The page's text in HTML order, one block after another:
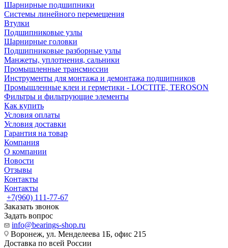
Шарнирные подшипники
Системы линейного перемещения
Втулки
Подшипниковые узлы
Шарнирные головки
Подшипниковые разборные узлы
Манжеты, уплотнения, сальники
Промышленные трансмиссии
Инструменты для монтажа и демонтажа подшипников
Промышленные клеи и герметики - LOCTITE, TEROSON
Фильтры и фильтрующие элементы
Как купить
Условия оплаты
Условия доставки
Гарантия на товар
Компания
О компании
Новости
Отзывы
Контакты
Контакты
+7(960) 111-77-67
Заказать звонок
Задать вопрос
info@bearings-shop.ru
Воронеж, ул. Менделеева 1Б, офис 215
Доставка по всей России